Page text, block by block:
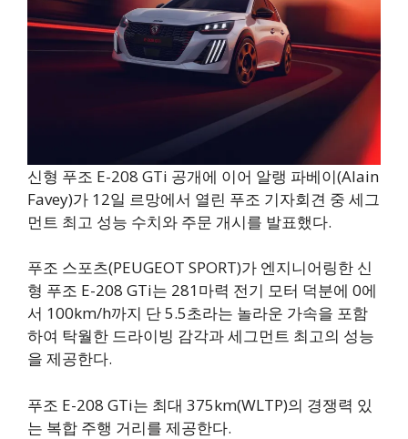
신형 푸조 E-208 GTi 공개에 이어 알랭 파베이(Alain
Favey)가 12일 르망에서 열린 푸조 기자회견 중 세그
먼트 최고 성능 수치와 주문 개시를 발표했다.
푸조 스포츠(PEUGEOT SPORT)가 엔지니어링한 신
형 푸조 E-208 GTi는 281마력 전기 모터 덕분에 0에
서 100km/h까지 단 5.5초라는 놀라운 가속을 포함
하여 탁월한 드라이빙 감각과 세그먼트 최고의 성능
을 제공한다.
푸조 E-208 GTi는 최대 375km(WLTP)의 경쟁력 있
는 복합 주행 거리를 제공한다.